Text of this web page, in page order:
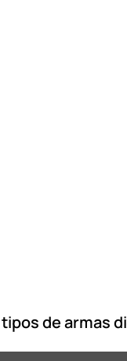
de armas